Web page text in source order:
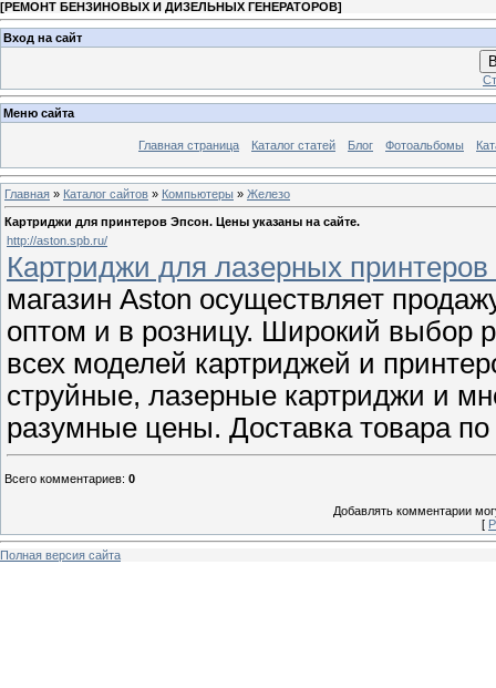
[РЕМОНТ БЕНЗИНОВЫХ И ДИЗЕЛЬНЫХ ГЕНЕРАТОРОВ]
Вход на сайт
Меню сайта
Главная страница Каталог статей Блог Фотоальбомы
Главная » Каталог сайтов » Компьютеры » Железо
Картриджи для принтеров Эпсон. Цены указаны на сайте.
http://aston.spb.ru/
Картриджи для лазерных
магазин Aston осуществляет
оптом и в розницу. Широкий выбор
всех моделей картриджей и
струйные, лазерные картриджи и
разумные цены. Доставка товара по
Всего комментариев: 0
Добавлять комментарии
[
Полная версия сайта